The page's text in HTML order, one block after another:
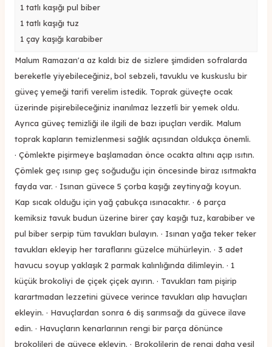
1 tatlı kaşığı pul biber
1 tatlı kaşığı tuz
1 çay kaşığı karabiber
Malum Ramazan'a az kaldı biz de sizlere şimdiden sofralarda
bereketle yiyebileceğiniz, bol sebzeli, tavuklu ve kuskuslu bir
güveç yemeği tarifi verelim istedik. Toprak güveçte ocak
üzerinde pişirebileceğiniz inanılmaz lezzetli bir yemek oldu.
Ayrıca güveç temizliği ile ilgili de bazı ipuçları verdik. Malum
toprak kapların temizlenmesi sağlık açısından oldukça önemli.
· Çömlekte pişirmeye başlamadan önce ocakta altını açıp ısıtın.
Çömlek geç ısınıp geç soğuduğu için öncesinde biraz ısıtmakta
fayda var. · Isınan güvece 5 çorba kaşığı zeytinyağı koyun.
Kap sıcak olduğu için yağ çabukça ısınacaktır. · 6 parça
kemiksiz tavuk budun üzerine birer çay kaşığı tuz, karabiber ve
pul biber serpip tüm tavukları bulayın. · Isınan yağa teker teker
tavukları ekleyip her taraflarını güzelce mühürleyin. · 3 adet
havucu soyup yaklaşık 2 parmak kalınlığında dilimleyin. · 1
küçük brokoliyi de çiçek çiçek ayırın. · Tavukları tam pişirip
karartmadan lezzetini güvece verince tavukları alıp havuçları
ekleyin. · Havuçlardan sonra 6 diş sarımsağı da güvece ilave
edin. · Havuçların kenarlarının rengi bir parça dönünce
brokolileri de güvece ekleyin. · Brokolilerin de rengi daha yeşil